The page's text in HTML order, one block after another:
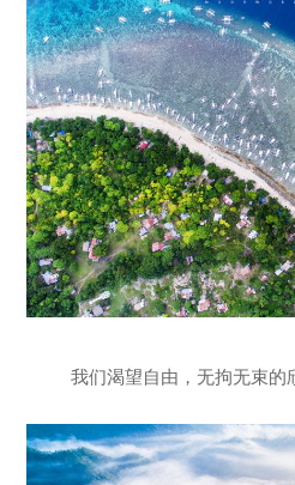
我们渴望自由，无拘无束的